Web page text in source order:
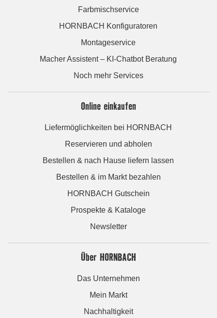
Farbmischservice
HORNBACH Konfiguratoren
Montageservice
Macher Assistent – KI-Chatbot Beratung
Noch mehr Services
Online einkaufen
Liefermöglichkeiten bei HORNBACH
Reservieren und abholen
Bestellen & nach Hause liefern lassen
Bestellen & im Markt bezahlen
HORNBACH Gutschein
Prospekte & Kataloge
Newsletter
Über HORNBACH
Das Unternehmen
Mein Markt
Nachhaltigkeit